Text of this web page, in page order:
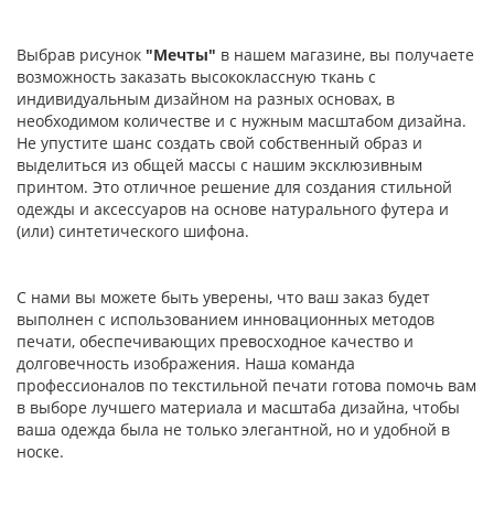
Выбрав рисунок "Мечты" в нашем магазине, вы получаете
возможность заказать высококлассную ткань с
индивидуальным дизайном на разных основах, в
необходимом количестве и с нужным масштабом дизайна.
Не упустите шанс создать свой собственный образ и
выделиться из общей массы с нашим эксклюзивным
принтом. Это отличное решение для создания стильной
одежды и аксессуаров на основе натурального футера и
(или) синтетического шифона.
С нами вы можете быть уверены, что ваш заказ будет
выполнен с использованием инновационных методов
печати, обеспечивающих превосходное качество и
долговечность изображения. Наша команда
профессионалов по текстильной печати готова помочь вам
в выборе лучшего материала и масштаба дизайна, чтобы
ваша одежда была не только элегантной, но и удобной в
носке.